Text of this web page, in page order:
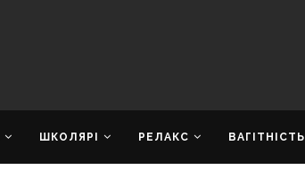
ШКОЛЯРІ РЕЛАКС ВАГІТНІСТЬ